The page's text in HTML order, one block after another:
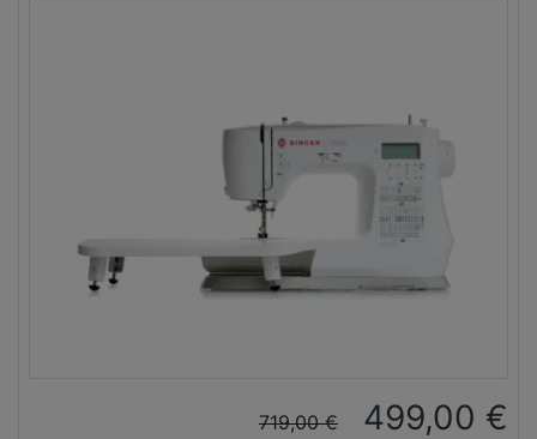
719,00 € 499,00 €